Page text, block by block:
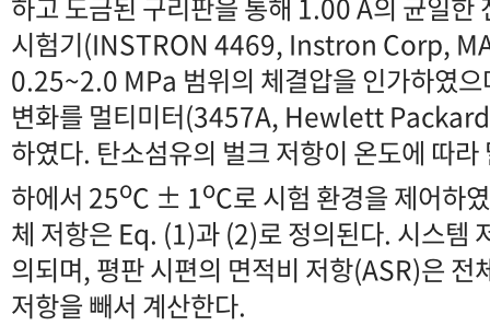
시험기(INSTRON 4469, Instron Corp,
0.25~2.0 MPa 범위의 체결압을 인가하였으
변화를 멀티미터(3457A, Hewlett
하였다. 탄소섬유의 벌크 저항이 온도에 따
하에서 25oC ± 1oC로 시험 환경을 제어하
체 저항은 Eq. (1)과 (2)로 정의된다. 시스템
의되며, 평판 시편의 면적비 저항(ASR)은 전
저항을 빼서 계산한다.